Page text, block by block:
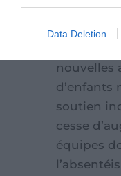
Data Deletion
nouvelles
d’enfants
soutien
cesse
équipes